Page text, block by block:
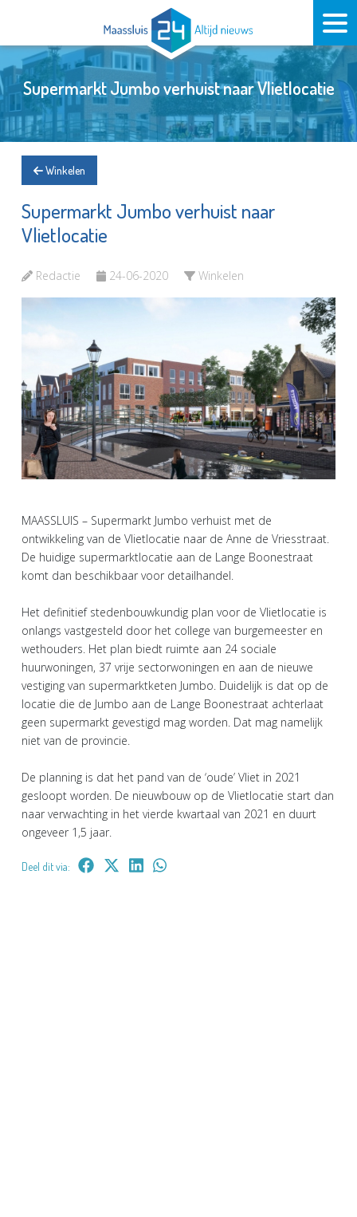
Supermarkt Jumbo verhuist naar Vlietlocatie
Winkelen
Supermarkt Jumbo verhuist naar
Vlietlocatie
Redactie 24-06-2020 Winkelen
MAASSLUIS – Supermarkt Jumbo verhuist met de
ontwikkeling van de Vlietlocatie naar de Anne de Vriesstraat.
De huidige supermarktlocatie aan de Lange Boonestraat
komt dan beschikbaar voor detailhandel.
Het definitief stedenbouwkundig plan voor de Vlietlocatie is
onlangs vastgesteld door het college van burgemeester en
wethouders. Het plan biedt ruimte aan 24 sociale
huurwoningen, 37 vrije sectorwoningen en aan de nieuwe
vestiging van supermarktketen Jumbo. Duidelijk is dat op de
locatie die de Jumbo aan de Lange Boonestraat achterlaat
geen supermarkt gevestigd mag worden. Dat mag namelijk
niet van de provincie.
De planning is dat het pand van de ‘oude’ Vliet in 2021
gesloopt worden. De nieuwbouw op de Vlietlocatie start dan
naar verwachting in het vierde kwartaal van 2021 en duurt
ongeveer 1,5 jaar.
Deel dit via: